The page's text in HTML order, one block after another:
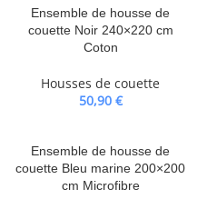
Ensemble de housse de
couette Noir 240×220 cm
Coton
Housses de couette
50,90 €
Ensemble de housse de
couette Bleu marine 200×200
cm Microfibre